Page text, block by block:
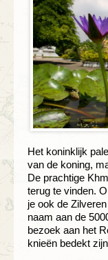
Het koninklijk
van de koning,
De prachtige
terug te vinden.
je ook de
naam aan de
bezoek aan het
knieën bedekt